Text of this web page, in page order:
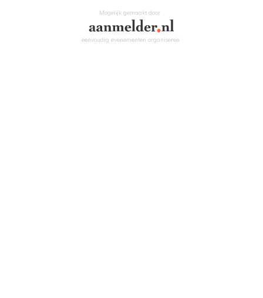
Mogelijk gemaakt door
eenvoudig evenementen organiseren